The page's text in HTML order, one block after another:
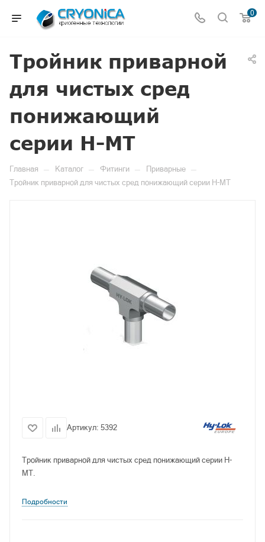
0
Тройник приварной
для чистых сред
понижающий
серии H-MT
Главная — Каталог — Фитинги — Приварные —
Тройник приварной для чистых сред понижающий серии H-MT
Артикул: 5392
Тройник приварной для чистых сред понижающий серии H-
MT.
Подробности